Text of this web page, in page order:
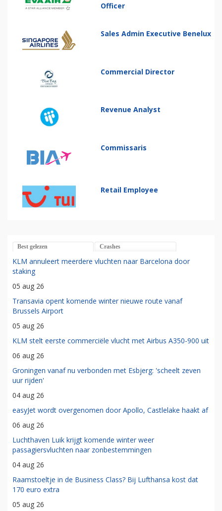
Officer
Sales Admin Executive Benelux
Commercial Director
Revenue Analyst
Commissaris
Retail Employee
Best gelezen Crashes
KLM annuleert meerdere vluchten naar Barcelona door
staking
05 aug 26
Transavia opent komende winter nieuwe route vanaf
Brussels Airport
05 aug 26
KLM stelt eerste commerciële vlucht met Airbus A350-900 uit
06 aug 26
Groningen vanaf nu verbonden met Esbjerg: 'scheelt zeven
uur rijden'
04 aug 26
easyJet wordt overgenomen door Apollo, Castlelake haakt af
06 aug 26
Luchthaven Luik krijgt komende winter weer
passagiersvluchten naar zonbestemmingen
04 aug 26
Raamstoeltje in de Business Class? Bij Lufthansa kost dat
170 euro extra
05 aug 26